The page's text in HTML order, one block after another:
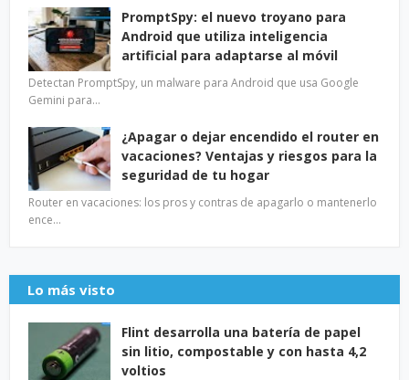
PromptSpy: el nuevo troyano para
Android que utiliza inteligencia
artificial para adaptarse al móvil
Detectan PromptSpy, un malware para Android que usa Google
Gemini para…
¿Apagar o dejar encendido el router en
vacaciones? Ventajas y riesgos para la
seguridad de tu hogar
Router en vacaciones: los pros y contras de apagarlo o mantenerlo
ence…
Lo más visto
Flint desarrolla una batería de papel
sin litio, compostable y con hasta 4,2
voltios